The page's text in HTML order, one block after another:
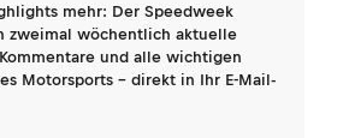
mehr: Der Speedweek
zweimal wöchentlich aktuelle
und alle wichtigen
Motorsports - direkt in Ihr E-Mail-